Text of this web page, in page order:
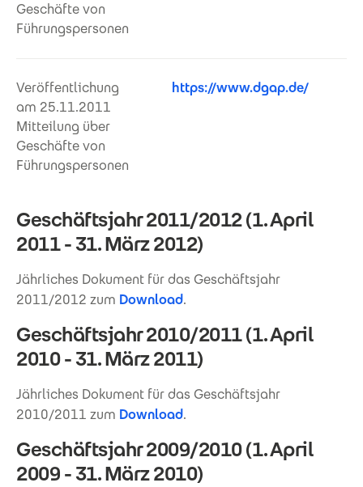
Geschäfte von
Führungspersonen
Veröffentlichung
am 25.11.2011
Mitteilung über
Geschäfte von
Führungspersonen
https://www.dgap.de/
Geschäftsjahr 2011/2012 (1. April
2011 - 31. März 2012)
Jährliches Dokument für das Geschäftsjahr
2011/2012 zum Download.
Geschäftsjahr 2010/2011 (1. April
2010 - 31. März 2011)
Jährliches Dokument für das Geschäftsjahr
2010/2011 zum Download.
Geschäftsjahr 2009/2010 (1. April
2009 - 31. März 2010)